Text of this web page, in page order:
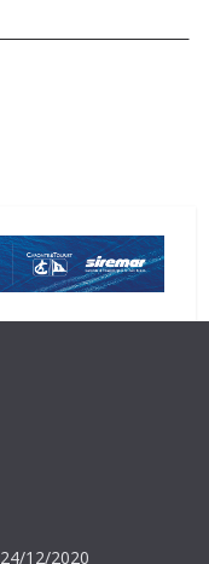
12/2020